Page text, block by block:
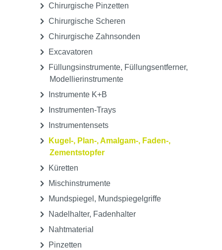
Chirurgische Pinzetten
Chirurgische Scheren
Chirurgische Zahnsonden
Excavatoren
Füllungsinstrumente, Füllungsentferner,
Modellierinstrumente
Instrumente K+B
Instrumenten-Trays
Instrumentensets
Kugel-, Plan-, Amalgam-, Faden-,
Zementstopfer
Küretten
Mischinstrumente
Mundspiegel, Mundspiegelgriffe
Nadelhalter, Fadenhalter
Nahtmaterial
Pinzetten